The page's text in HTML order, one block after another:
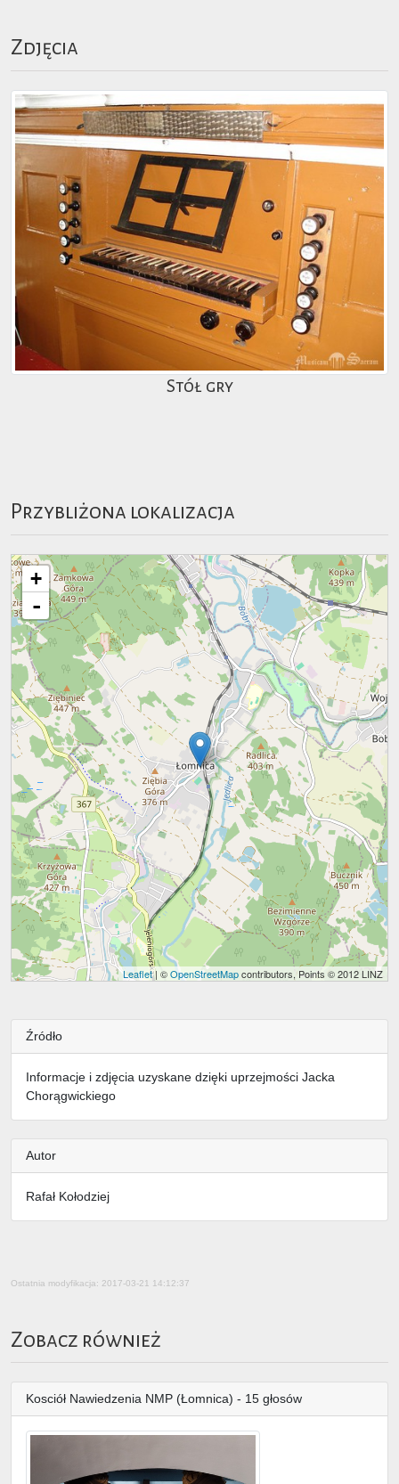
Zdjęcia
Stół gry
Przybliżona lokalizacja
+
-
Leaflet| ©OpenStreetMapcontributors, Points © 2012 LINZ
Źródło
Informacje i zdjęcia uzyskane dzięki uprzejmości Jacka
Chorągwickiego
Autor
Rafał Kołodziej
Ostatnia modyfikacja: 2017-03-21 14:12:37
Zobacz również
Kosciół Nawiedzenia NMP (Łomnica) - 15 głosów